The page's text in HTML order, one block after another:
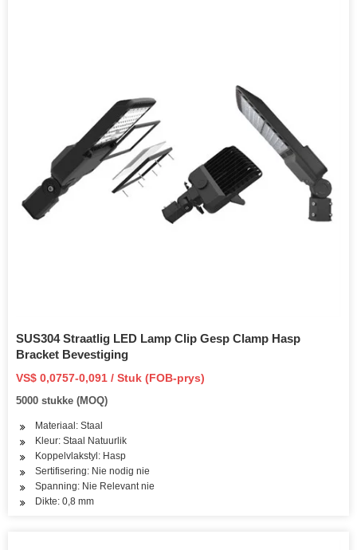
SUS304 Straatlig LED Lamp Clip Gesp Clamp Hasp
Bracket Bevestiging
VS$ 0,0757-0,091 / Stuk (FOB-prys)
5000 stukke (MOQ)
Materiaal: Staal
Kleur: Staal Natuurlik
Koppelvlakstyl: Hasp
Sertifisering: Nie nodig nie
Spanning: Nie Relevant nie
Dikte: 0,8 mm